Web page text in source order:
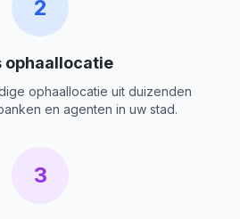
2
ophaallocatie
ophaallocatie uit duizenden
en agenten in uw stad.
3